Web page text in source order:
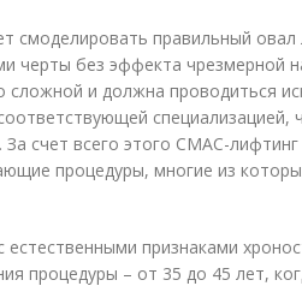
смоделировать правильный овал
черты без эффекта чрезмерной
сложной и должна проводиться
специализацией,
счет всего этого СМАС-
процедуры, многие из
признаками
процедуры – от 35 до 45 лет,